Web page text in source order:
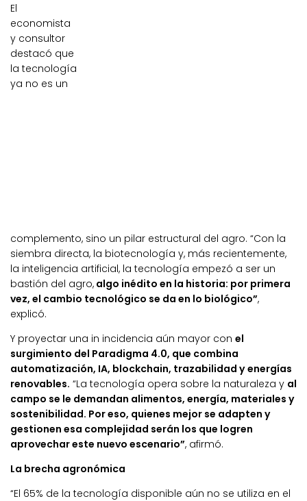
El
economista
y consultor
destacó que
la tecnología
ya no es un
complemento, sino un pilar estructural del agro. “Con la
siembra directa, la biotecnología y, más recientemente,
la inteligencia artificial, la tecnología empezó a ser un
bastión del agro, algo inédito en la historia: por primera
vez, el cambio tecnológico se da en lo biológico”,
explicó.
Y proyectar una in incidencia aún mayor con el
surgimiento del Paradigma 4.0, que combina
automatización, IA, blockchain, trazabilidad y energías
renovables. “La tecnología opera sobre la naturaleza y al
campo se le demandan alimentos, energía, materiales y
sostenibilidad. Por eso, quienes mejor se adapten y
gestionen esa complejidad serán los que logren
aprovechar este nuevo escenario”, afirmó.
La brecha agronómica
“El 65% de la tecnología disponible aún no se utiliza en el